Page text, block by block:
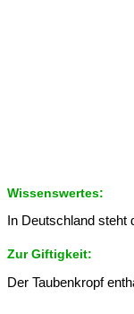
Wissenswertes:
In Deutschland
Zur Giftigkeit:
Der Taubenkropf